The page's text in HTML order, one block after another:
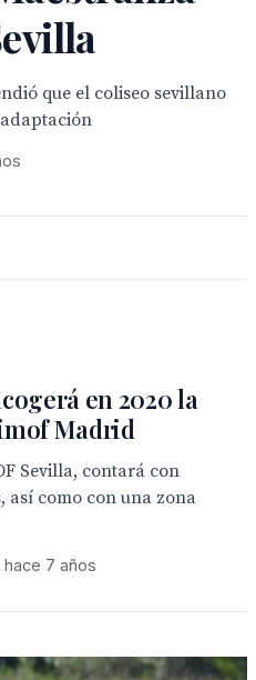
que el coliseo sevillano
en 2020 la
Madrid
Sevilla, contará con
así como con una zona
hace 7 años